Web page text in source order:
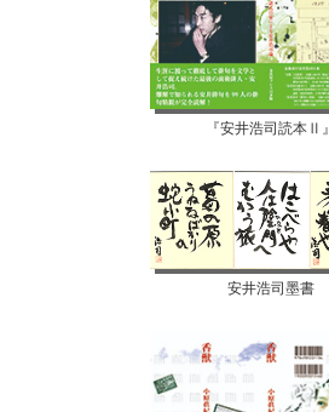
『安井浩司読本Ⅱ』
安井浩司墨書